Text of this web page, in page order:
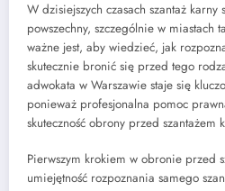
W dzisiejszych czasach szantaż
powszechny, szczególnie w miastach
ważne jest, aby wiedzieć, jak
skutecznie bronić się przed tego
adwokata w Warszawie staje się
ponieważ profesjonalna pomoc
skuteczność obrony przed szantażem
Pierwszym krokiem w obronie przed
umiejętność rozpoznania samego